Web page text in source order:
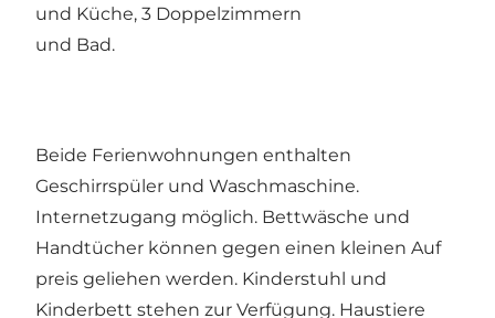
und Küche, 3 Doppelzimmern
und Bad.
Beide Ferienwohnungen enthalten
Geschirrspüler und Waschmaschine.
Internetzugang möglich. Bettwäsche und
Handtücher können gegen einen kleinen Auf
preis geliehen werden. Kinderstuhl und
Kinderbett stehen zur Verfügung. Haustiere